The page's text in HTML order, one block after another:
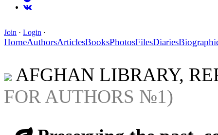
Join · Login ·
HomeAuthorsArticlesBooksPhotosFilesDiaries
AFGHAN LIBRARY,
FOR AUTHORS №1)